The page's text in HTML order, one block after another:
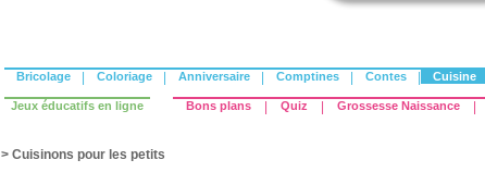
Bricolage Coloriage Anniversaire Comptines Contes Cuisine
Jeux éducatifs en ligne Bons plans Quiz Grossesse Naissance
> Cuisinons pour les petits